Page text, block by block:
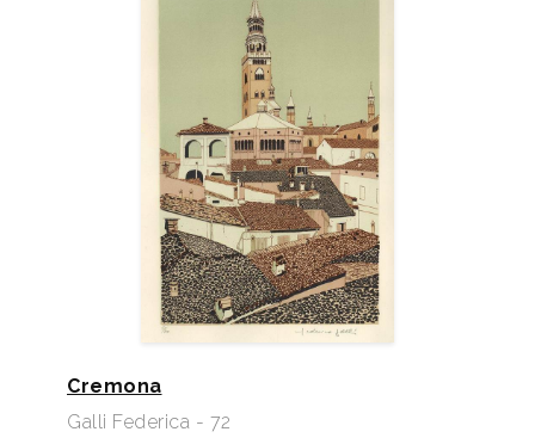
Cremona
Galli Federica - 72